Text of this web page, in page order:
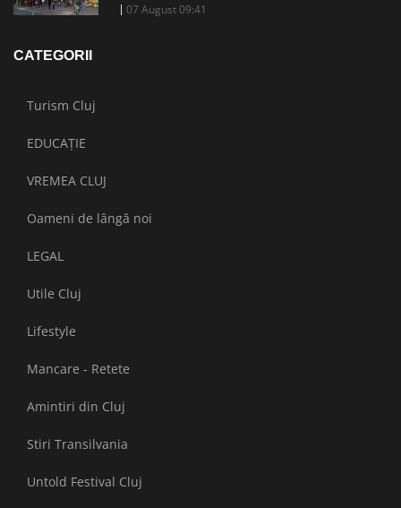
07 August 09:41
CATEGORII
Turism Cluj
EDUCAȚIE
VREMEA CLUJ
Oameni de lângă noi
LEGAL
Utile Cluj
Lifestyle
Mancare - Retete
Amintiri din Cluj
Stiri Transilvania
Untold Festival Cluj